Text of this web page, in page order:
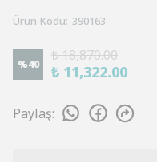
Ürün Kodu: 390163
%40
₺ 18,870.00
₺ 11,322.00
Paylaş: